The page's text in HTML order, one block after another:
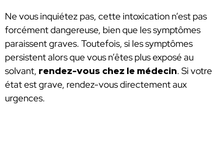
Ne vous inquiétez pas, cette intoxication n’est pas
forcément dangereuse, bien que les symptômes
paraissent graves. Toutefois, si les symptômes
persistent alors que vous n’êtes plus exposé au
solvant, rendez-vous chez le médecin. Si votre
état est grave, rendez-vous directement aux
urgences.